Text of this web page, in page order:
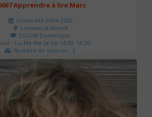
Apprendre à lire Marc
Université d'été 2026
Louvain-la-Neuve
COLLIN Dominique
Jour : Lu-Ma-Me-Je-Ve 14:00- 16:30
Nombre de séances : 2
51 €